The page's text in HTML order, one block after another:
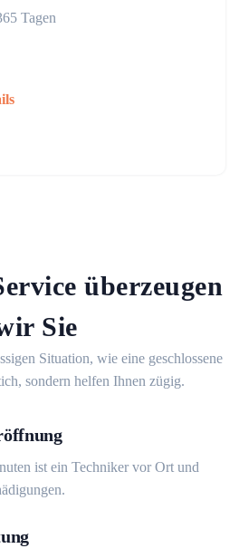
Tagen
überzeugen
Sie
Situation, wie eine geschlossene
sondern helfen Ihnen zügig.
ist ein Techniker vor Ort und